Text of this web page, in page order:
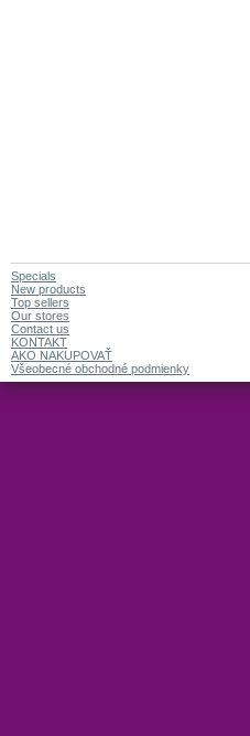
Specials
New products
Top sellers
Our stores
Contact us
KONTAKT
AKO NAKUPOVAŤ
Všeobecné obchodné podmienky